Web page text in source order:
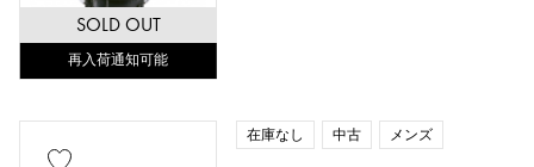
SOLD OUT
再入荷通知可能
在庫なし 中古 メンズ